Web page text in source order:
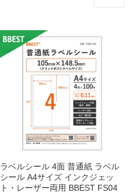
ラベルシール 4面 普通紙 ラベル
シール A4サイズ インクジェッ
ト・レーザー両用 BBEST FS04